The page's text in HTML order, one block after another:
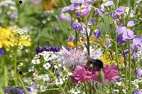
Contact
0